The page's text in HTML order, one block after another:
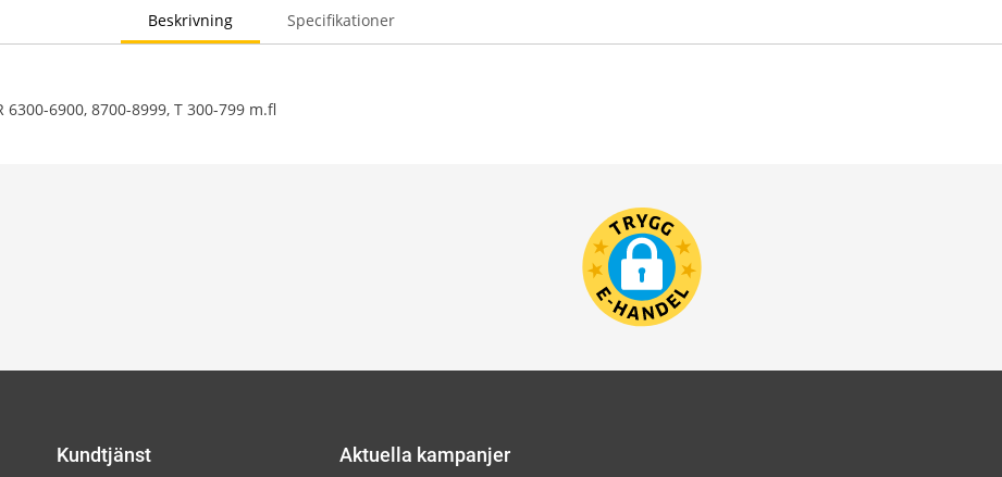
Beskrivning Specifikationer
6300-6900, 8700-8999, T 300-799 m.fl
Kundtjänst Aktuella kampanjer